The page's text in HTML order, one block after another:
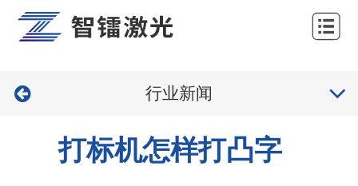
行业新闻
打标机怎样打凸字